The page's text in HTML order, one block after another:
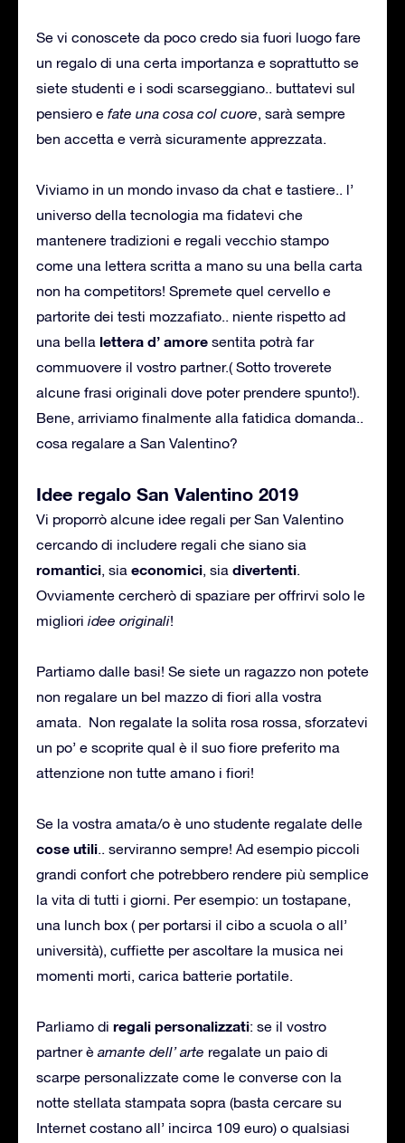
Se vi conoscete da poco credo sia fuori luogo fare
un regalo di una certa importanza e soprattutto se
siete studenti e i sodi scarseggiano.. buttatevi sul
pensiero e fate una cosa col cuore, sarà sempre
ben accetta e verrà sicuramente apprezzata.
Viviamo in un mondo invaso da chat e tastiere.. l’
universo della tecnologia ma fidatevi che
mantenere tradizioni e regali vecchio stampo
come una lettera scritta a mano su una bella carta
non ha competitors! Spremete quel cervello e
partorite dei testi mozzafiato.. niente rispetto ad
una bella lettera d’ amore sentita potrà far
commuovere il vostro partner.( Sotto troverete
alcune frasi originali dove poter prendere spunto!).
Bene, arriviamo finalmente alla fatidica domanda..
cosa regalare a San Valentino?
Idee regalo San Valentino 2019
Vi proporrò alcune idee regali per San Valentino
cercando di includere regali che siano sia
romantici, sia economici, sia divertenti.
Ovviamente cercherò di spaziare per offrirvi solo le
migliori idee originali!
Partiamo dalle basi! Se siete un ragazzo non potete
non regalare un bel mazzo di fiori alla vostra
amata. Non regalate la solita rosa rossa, sforzatevi
un po’ e scoprite qual è il suo fiore preferito ma
attenzione non tutte amano i fiori!
Se la vostra amata/o è uno studente regalate delle
cose utili.. serviranno sempre! Ad esempio piccoli
grandi confort che potrebbero rendere più semplice
la vita di tutti i giorni. Per esempio: un tostapane,
una lunch box ( per portarsi il cibo a scuola o all’
università), cuffiette per ascoltare la musica nei
momenti morti, carica batterie portatile.
Parliamo di regali personalizzati: se il vostro
partner è amante dell’ arte regalate un paio di
scarpe personalizzate come le converse con la
notte stellata stampata sopra (basta cercare su
Internet costano all’ incirca 109 euro) o qualsiasi